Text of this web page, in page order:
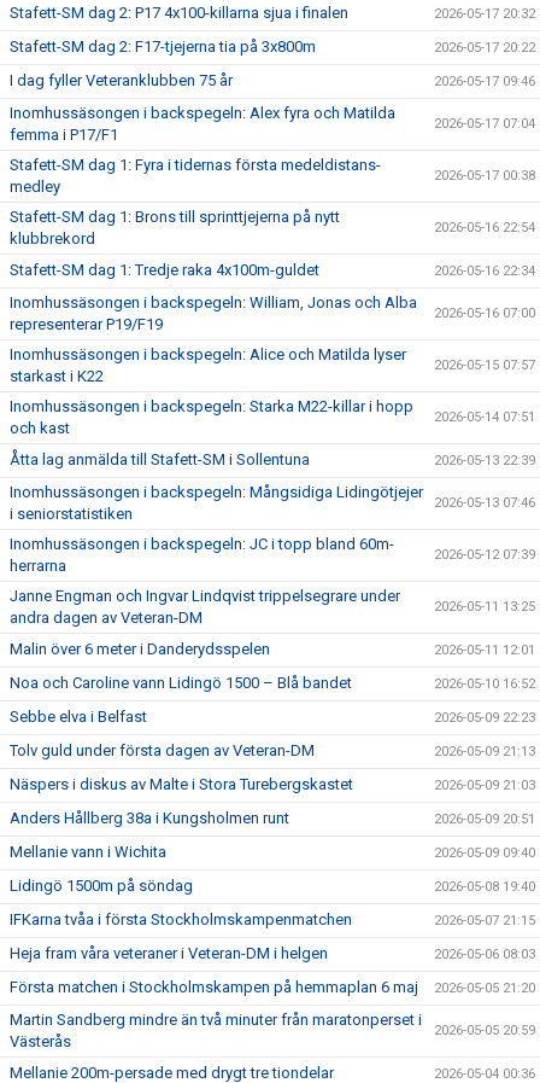
Stafett-SM dag 2: P17 4x100-killarna sjua i finalen 2026-05-17 20:32
Stafett-SM dag 2: F17-tjejerna tia på 3x800m 2026-05-17 20:22
I dag fyller Veteranklubben 75 år 2026-05-17 09:46
Inomhussäsongen i backspegeln: Alex fyra och Matilda
femma i P17/F1
2026-05-17 07:04
Stafett-SM dag 1: Fyra i tidernas första medeldistans-
medley
2026-05-17 00:38
Stafett-SM dag 1: Brons till sprinttjejerna på nytt
klubbrekord
2026-05-16 22:54
Stafett-SM dag 1: Tredje raka 4x100m-guldet 2026-05-16 22:34
Inomhussäsongen i backspegeln: William, Jonas och Alba
representerar P19/F19
2026-05-16 07:00
Inomhussäsongen i backspegeln: Alice och Matilda lyser
starkast i K22
2026-05-15 07:57
Inomhussäsongen i backspegeln: Starka M22-killar i hopp
och kast
2026-05-14 07:51
Åtta lag anmälda till Stafett-SM i Sollentuna 2026-05-13 22:39
Inomhussäsongen i backspegeln: Mångsidiga Lidingötjejer
i seniorstatistiken
2026-05-13 07:46
Inomhussäsongen i backspegeln: JC i topp bland 60m-
herrarna
2026-05-12 07:39
Janne Engman och Ingvar Lindqvist trippelsegrare under
andra dagen av Veteran-DM
2026-05-11 13:25
Malin över 6 meter i Danderydsspelen 2026-05-11 12:01
Noa och Caroline vann Lidingö 1500 – Blå bandet 2026-05-10 16:52
Sebbe elva i Belfast 2026-05-09 22:23
Tolv guld under första dagen av Veteran-DM 2026-05-09 21:13
Näspers i diskus av Malte i Stora Turebergskastet 2026-05-09 21:03
Anders Hållberg 38a i Kungsholmen runt 2026-05-09 20:51
Mellanie vann i Wichita 2026-05-09 09:40
Lidingö 1500m på söndag 2026-05-08 19:40
IFKarna tvåa i första Stockholmskampenmatchen 2026-05-07 21:15
Heja fram våra veteraner i Veteran-DM i helgen 2026-05-06 08:03
Första matchen i Stockholmskampen på hemmaplan 6 maj 2026-05-05 21:20
Martin Sandberg mindre än två minuter från maratonperset i
Västerås
2026-05-05 20:59
Mellanie 200m-persade med drygt tre tiondelar 2026-05-04 00:36